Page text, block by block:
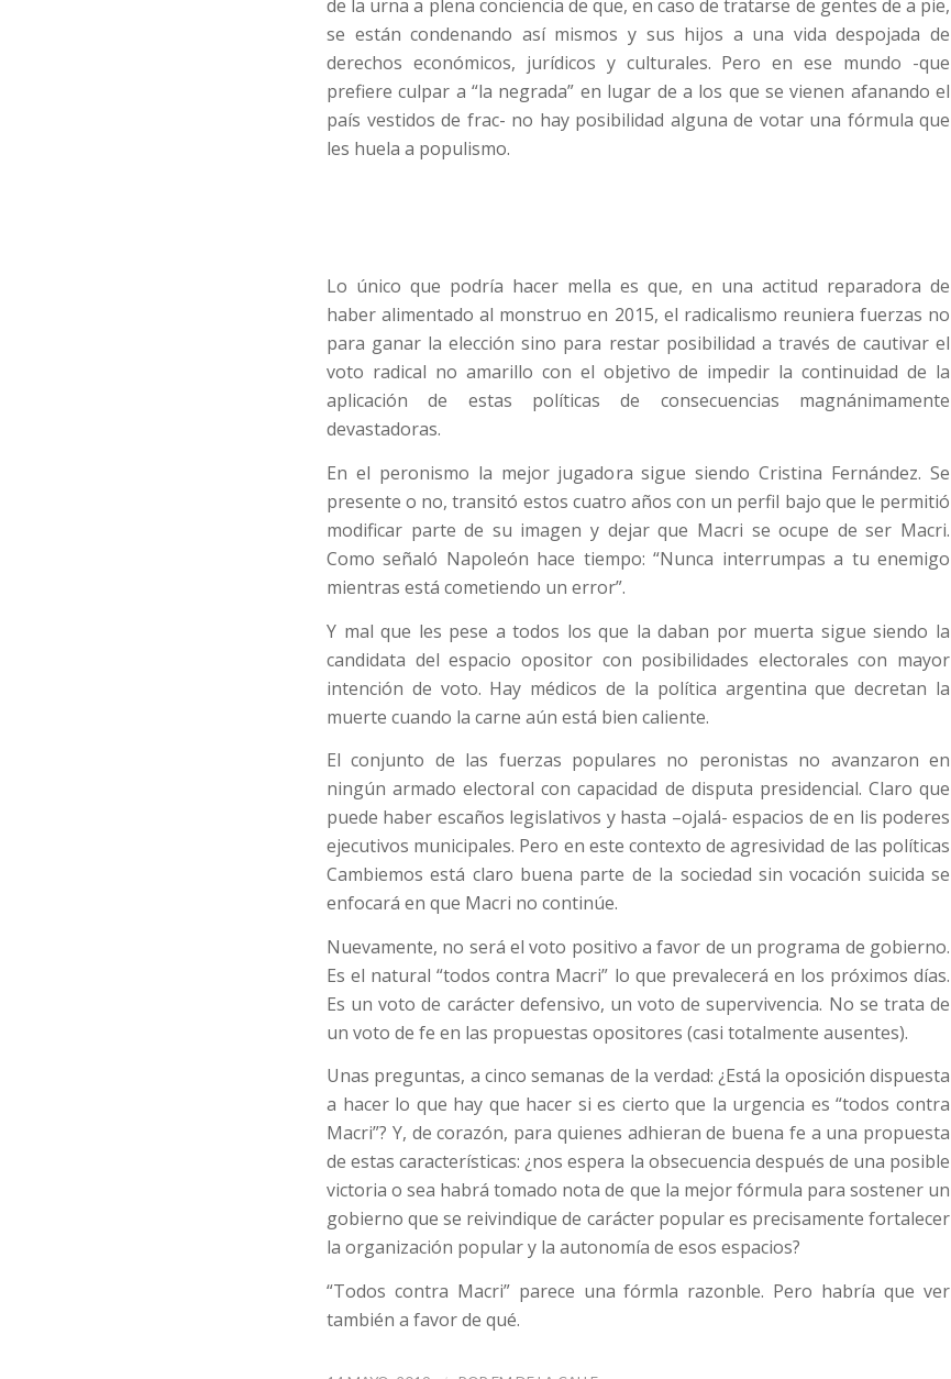
de la urna a plena conciencia de que, en caso de tratarse de gentes de a pie,
se están condenando así mismos y sus hijos a una vida despojada de
derechos económicos, jurídicos y culturales. Pero en ese mundo -que
prefiere culpar a “la negrada” en lugar de a los que se vienen afanando el
país vestidos de frac- no hay posibilidad alguna de votar una fórmula que
les huela a populismo.
Lo único que podría hacer mella es que, en una actitud reparadora de
haber alimentado al monstruo en 2015, el radicalismo reuniera fuerzas no
para ganar la elección sino para restar posibilidad a través de cautivar el
voto radical no amarillo con el objetivo de impedir la continuidad de la
aplicación de estas políticas de consecuencias magnánimamente
devastadoras.
En el peronismo la mejor jugadora sigue siendo Cristina Fernández. Se
presente o no, transitó estos cuatro años con un perfil bajo que le permitió
modificar parte de su imagen y dejar que Macri se ocupe de ser Macri.
Como señaló Napoleón hace tiempo: “Nunca interrumpas a tu enemigo
mientras está cometiendo un error”.
Y mal que les pese a todos los que la daban por muerta sigue siendo la
candidata del espacio opositor con posibilidades electorales con mayor
intención de voto. Hay médicos de la política argentina que decretan la
muerte cuando la carne aún está bien caliente.
El conjunto de las fuerzas populares no peronistas no avanzaron en
ningún armado electoral con capacidad de disputa presidencial. Claro que
puede haber escaños legislativos y hasta –ojalá- espacios de en lis poderes
ejecutivos municipales. Pero en este contexto de agresividad de las políticas
Cambiemos está claro buena parte de la sociedad sin vocación suicida se
enfocará en que Macri no continúe.
Nuevamente, no será el voto positivo a favor de un programa de gobierno.
Es el natural “todos contra Macri” lo que prevalecerá en los próximos días.
Es un voto de carácter defensivo, un voto de supervivencia. No se trata de
un voto de fe en las propuestas opositores (casi totalmente ausentes).
Unas preguntas, a cinco semanas de la verdad: ¿Está la oposición dispuesta
a hacer lo que hay que hacer si es cierto que la urgencia es “todos contra
Macri”? Y, de corazón, para quienes adhieran de buena fe a una propuesta
de estas características: ¿nos espera la obsecuencia después de una posible
victoria o sea habrá tomado nota de que la mejor fórmula para sostener un
gobierno que se reivindique de carácter popular es precisamente fortalecer
la organización popular y la autonomía de esos espacios?
“Todos contra Macri” parece una fórmla razonble. Pero habría que ver
también a favor de qué.